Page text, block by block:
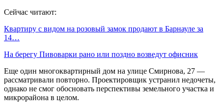
Сейчас читают:
Квартиру с видом на розовый замок продают в Барнауле за
14…
На берегу Пивоварки рано или поздно возведут офисник
Еще один многоквартирный дом на улице Смирнова, 27 —
рассматривали повторно. Проектировщик устранил недочеты,
однако не смог обосновать перспективы земельного участка и
микрорайона в целом.